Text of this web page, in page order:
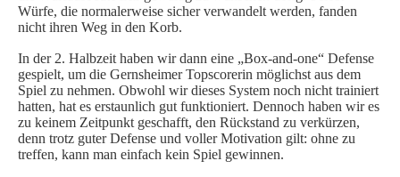
MITGLIEDSANTRAG
BLOG
SHOP
Würfe, die normalerweise sicher verwandelt werden, fanden
nicht ihren Weg in den Korb.
In der 2. Halbzeit haben wir dann eine „Box-and-one“ Defense
gespielt, um die Gernsheimer Topscorerin möglichst aus dem
Spiel zu nehmen. Obwohl wir dieses System noch nicht trainiert
hatten, hat es erstaunlich gut funktioniert. Dennoch haben wir es
zu keinem Zeitpunkt geschafft, den Rückstand zu verkürzen,
denn trotz guter Defense und voller Motivation gilt: ohne zu
treffen, kann man einfach kein Spiel gewinnen.